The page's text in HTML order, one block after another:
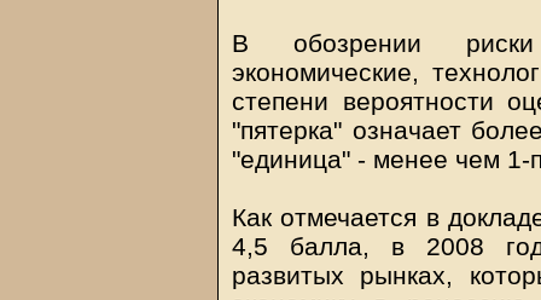
В обозрении
экономические,
степени вероятности
"пятерка" означает
"единица" - менее чем 1-
Как отмечается в
4,5 балла, в 2008
развитых рынках,